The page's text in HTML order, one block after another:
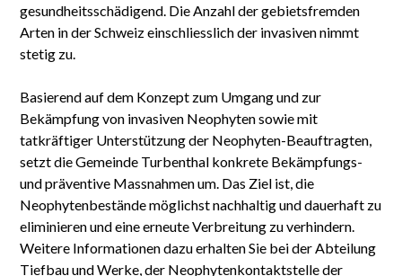
gesundheitsschädigend. Die Anzahl der gebietsfremden
Arten in der Schweiz einschliesslich der invasiven nimmt
stetig zu.
Basierend auf dem Konzept zum Umgang und zur
Bekämpfung von invasiven Neophyten sowie mit
tatkräftiger Unterstützung der Neophyten-Beauftragten,
setzt die Gemeinde Turbenthal konkrete Bekämpfungs-
und präventive Massnahmen um. Das Ziel ist, die
Neophytenbestände möglichst nachhaltig und dauerhaft zu
eliminieren und eine erneute Verbreitung zu verhindern.
Weitere Informationen dazu erhalten Sie bei der Abteilung
Tiefbau und Werke, der Neophytenkontaktstelle der